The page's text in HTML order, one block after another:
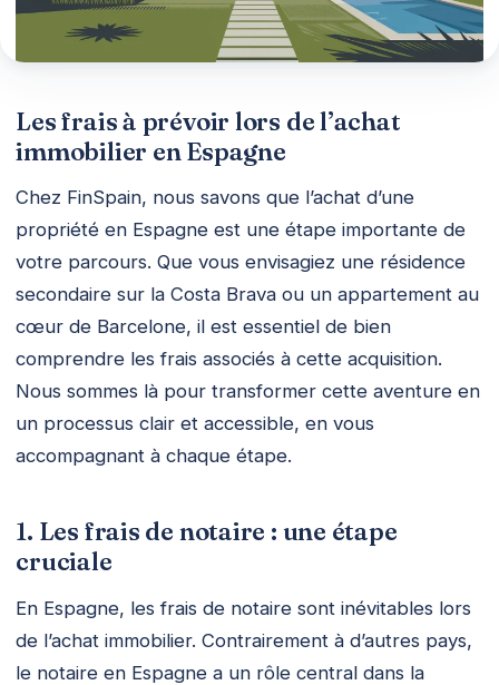
Les frais à prévoir lors de l’achat
immobilier en Espagne
Chez FinSpain, nous savons que l’achat d’une
propriété en Espagne est une étape importante de
votre parcours. Que vous envisagiez une résidence
secondaire sur la Costa Brava ou un appartement au
cœur de Barcelone, il est essentiel de bien
comprendre les frais associés à cette acquisition.
Nous sommes là pour transformer cette aventure en
un processus clair et accessible, en vous
accompagnant à chaque étape.
1. Les frais de notaire : une étape
cruciale
En Espagne, les frais de notaire sont inévitables lors
de l’achat immobilier. Contrairement à d’autres pays,
le notaire en Espagne a un rôle central dans la